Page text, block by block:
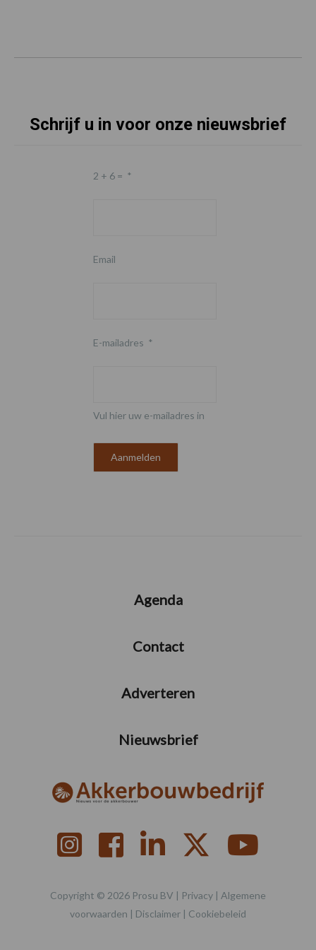
Schrijf u in voor onze nieuwsbrief
2 + 6 = *
Email
E-mailadres *
Vul hier uw e-mailadres in
Agenda
Contact
Adverteren
Nieuwsbrief
Copyright © 2026 Prosu BV | Privacy | Algemene
voorwaarden | Disclaimer | Cookiebeleid